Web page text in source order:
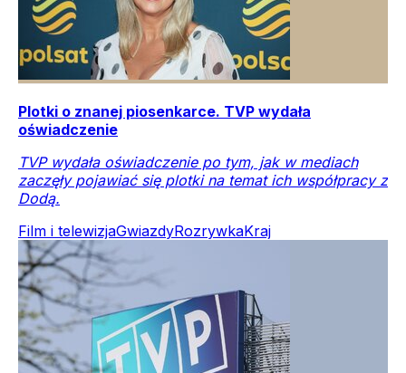
Plotki o znanej piosenkarce. TVP wydała
oświadczenie
TVP wydała oświadczenie po tym, jak w mediach
zaczęły pojawiać się plotki na temat ich współpracy z
Dodą.
Film i telewizjaGwiazdyRozrywkaKraj